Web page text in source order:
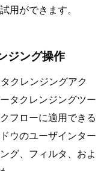
用ができます。
ジング操作
クレンジングアク
タクレンジングツー
フローに適用できる
ウのユーザインター
グ、フィルタ、およ